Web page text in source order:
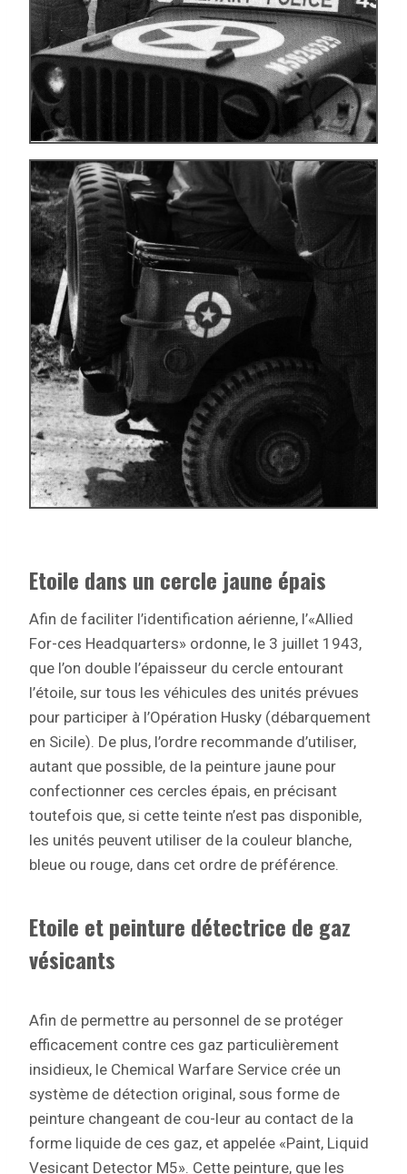
Etoile dans un cercle jaune épais
Afin de faciliter l’identification aérienne, l’«Allied
For-ces Headquarters» ordonne, le 3 juillet 1943,
que l’on double l’épaisseur du cercle entourant
l’étoile, sur tous les véhicules des unités prévues
pour participer à l’Opération Husky (débarquement
en Sicile). De plus, l’ordre recommande d’utiliser,
autant que possible, de la peinture jaune pour
confectionner ces cercles épais, en précisant
toutefois que, si cette teinte n’est pas disponible,
les unités peuvent utiliser de la couleur blanche,
bleue ou rouge, dans cet ordre de préférence.
Etoile et peinture détectrice de gaz
vésicants
Afin de permettre au personnel de se protéger
efficacement contre ces gaz particulièrement
insidieux, le Chemical Warfare Service crée un
système de détection original, sous forme de
peinture changeant de cou-leur au contact de la
forme liquide de ces gaz, et appelée «Paint, Liquid
Vesicant Detector M5». Cette peinture, que les